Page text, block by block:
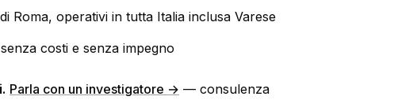
Roma, operativi in tutta Italia inclusa Varese
costi e senza impegno
Parla con un investigatore → — consulenza